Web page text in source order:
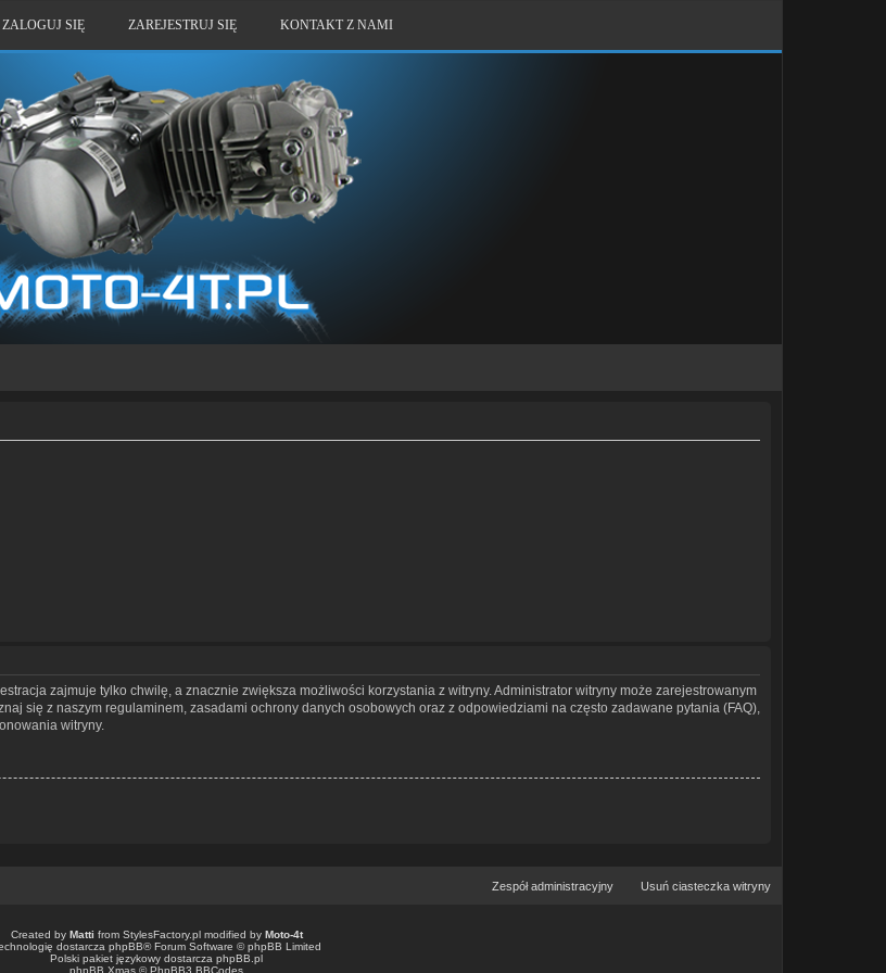
ZALOGUJ SIĘ ZAREJESTRUJ SIĘ KONTAKT Z NAMI
zajmuje tylko chwilę, a znacznie zwiększa możliwości korzystania z witryny. Administrator witryny może zarejestrowanym
się z naszym regulaminem, zasadami ochrony danych osobowych oraz z odpowiedziami na często zadawane pytania (FAQ),
witryny.
Usuń ciasteczka witryny
Zespół administracyjny
Created by Matti from StylesFactory.plmodified by Moto-4t
dostarcza phpBB® Forum Software © phpBB Limited
Polski pakiet językowy dostarcza phpBB.pl
phpBB Xmas ©PhpBB3 BBCodes